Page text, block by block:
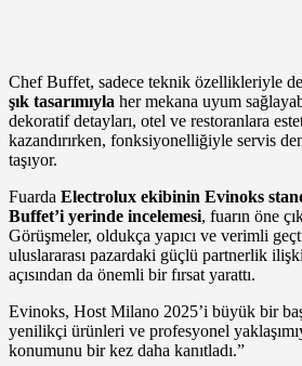
Chef Buffet, sadece teknik özellikleriyle
şık tasarımıyla her mekana uyum
dekoratif detayları, otel ve restoranlara
kazandırırken, fonksiyonelliğiyle servis
taşıyor.
Fuarda Electrolux ekibinin Evinoks
Buffet’i yerinde incelemesi, fuarın öne
Görüşmeler, oldukça yapıcı ve verimli
uluslararası pazardaki güçlü partnerlik
açısından da önemli bir fırsat yarattı.
Evinoks, Host Milano 2025’i büyük bir
yenilikçi ürünleri ve profesyonel
konumunu bir kez daha kanıtladı.”